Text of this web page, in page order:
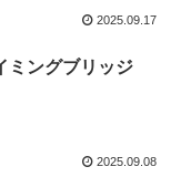
2025.09.17
ミングブリッジ
2025.09.08